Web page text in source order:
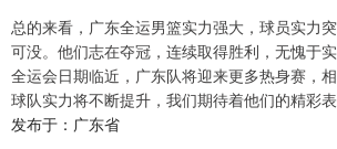
总的来看，广东全运男篮实力强大，球员实力
可没。他们志在夺冠，连续取得胜利，无愧于
全运会日期临近，广东队将迎来更多热身赛，
球队实力将不断提升，我们期待着他们的精彩表
发布于：广东省